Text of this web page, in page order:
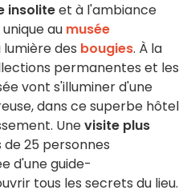
insoliteet à l'ambiance
au musée
lumière des bougies. À la
permanentes et les
vont s'illuminer d'une
dans ce superbe hôtel
Unevisite plus
25 personnes
d'une guide-
tous les secrets du lieu.